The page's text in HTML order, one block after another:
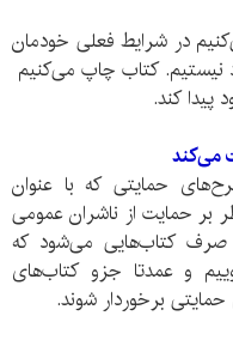
در شرایط فعلی خودمان
نیستیم. کتاب چاپ می‌کنیم
پیدا کند.
می‌‌کند
حمایتی که با عنوان
بر حمایت از ناشران عمومی
صرف کتاب‌هایی می‌شود که
و عمدتا جزو کتاب‌های
برخوردار شوند.